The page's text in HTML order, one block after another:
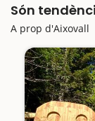
Són
A prop d'Aixovall